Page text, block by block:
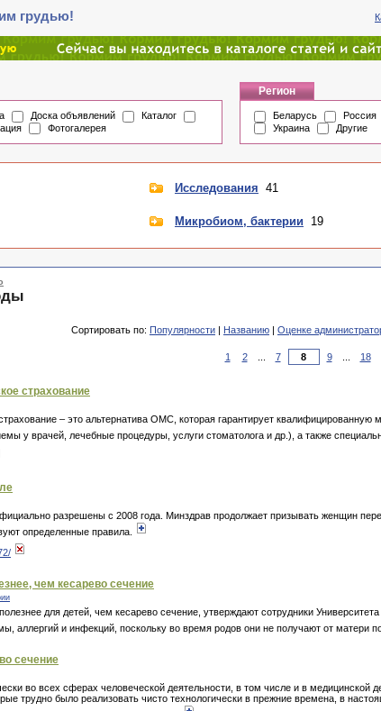
грудью!
Доска объявлений
Каталог
Фотогалерея
Регион
Беларусь
Россия
Украина
Другие
Исследования 41
Микробиом, бактерии 19
Сортировать по: Популярности | Названию | Оценке
1 2 7 9 18
страхование
– это альтернатива ОМС, которая гарантирует
у врачей, лечебные процедуры, услуги стоматолога и др.), а также
разрешены с 2008 года. Минздрав продолжает призывать женщин
определенные правила.
чем кесарево сечение
для детей, чем кесарево сечение, утверждают сотрудники
аллергий и инфекций, поскольку во время родов они не получают от матери
сечение
во всех сферах человеческой деятельности, в том числе и в
трудно было реализовать чисто технологически в прежние времена, в